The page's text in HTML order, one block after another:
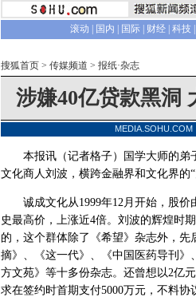
滚动
国内 国际| 财经| 科技|
搜狐首页 > 传媒频道 > 报纸·杂志
涉嫌40亿贷款黑洞
本报讯（记者格子）国学大师的弟
文化商人刘波，横跨金融界和文化界的
诚成文化从1999年12月开始，股价
史最高价，上涨近4倍。刘波的辉煌时
的，这个群体除了《希望》杂志外，
摘》、《这一代》、《中国医药导刊
方文苑》等十多份杂志。还曾想以2亿
求在签约时首期支付5000万元，不料